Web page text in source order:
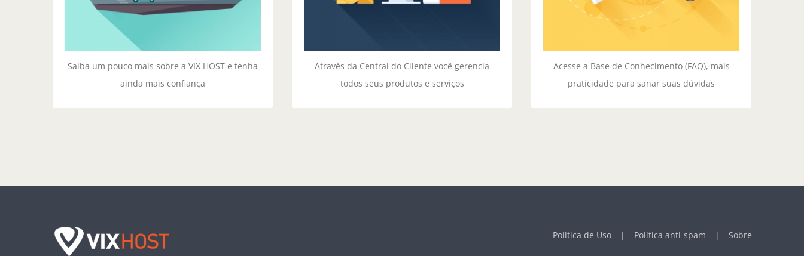
Saiba um pouco mais sobre a VIX HOST e tenha
ainda mais confiança
Através da Central do Cliente você gerencia
todos seus produtos e serviços
Acesse a Base de Conhecimento (FAQ), mais
praticidade para sanar suas dúvidas
Política de Uso Política anti-spam Sobre